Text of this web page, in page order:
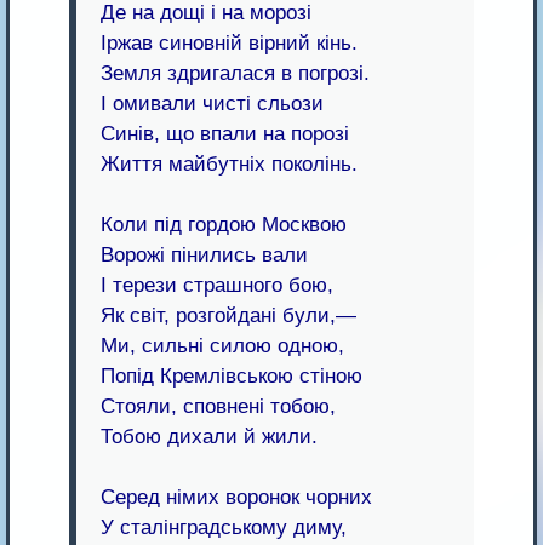
Де на дощі і на морозі
Іржав синовній вірний кінь.
Земля здригалася в погрозі.
І омивали чисті сльози
Синів, що впали на порозі
Життя майбутніх поколінь.
Коли під гордою Москвою
Ворожі пінились вали
І терези страшного бою,
Як світ, розгойдані були,—
Ми, сильні силою одною,
Попід Кремлівською стіною
Стояли, сповнені тобою,
Тобою дихали й жили.
Серед німих воронок чорних
У сталінградському диму,